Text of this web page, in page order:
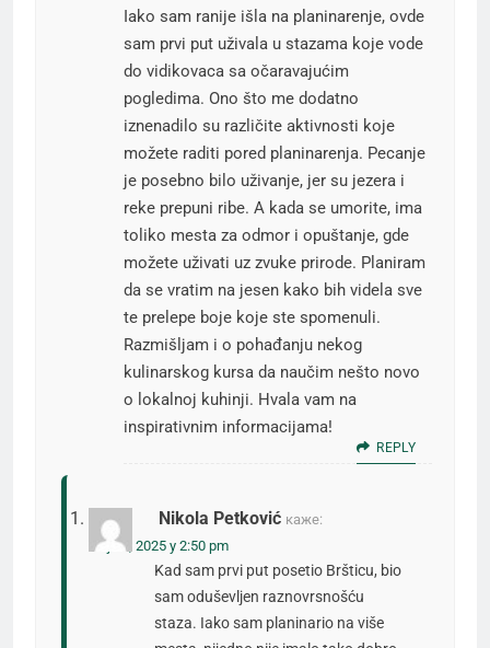
Iako sam ranije išla na planinarenje, ovde
sam prvi put uživala u stazama koje vode
do vidikovaca sa očaravajućim
pogledima. Ono što me dodatno
iznenadilo su različite aktivnosti koje
možete raditi pored planinarenja. Pecanje
je posebno bilo uživanje, jer su jezera i
reke prepuni ribe. A kada se umorite, ima
toliko mesta za odmor i opuštanje, gde
možete uživati uz zvuke prirode. Planiram
da se vratim na jesen kako bih videla sve
te prelepe boje koje ste spomenuli.
Razmišljam i o pohađanju nekog
kulinarskog kursa da naučim nešto novo
o lokalnoj kuhinji. Hvala vam na
inspirativnim informacijama!
REPLY
Nikola Petković каже:
мај 11, 2025 у 2:50 pm
Kad sam prvi put posetio Bršticu, bio
sam oduševljen raznovrsnošću
staza. Iako sam planinario na više